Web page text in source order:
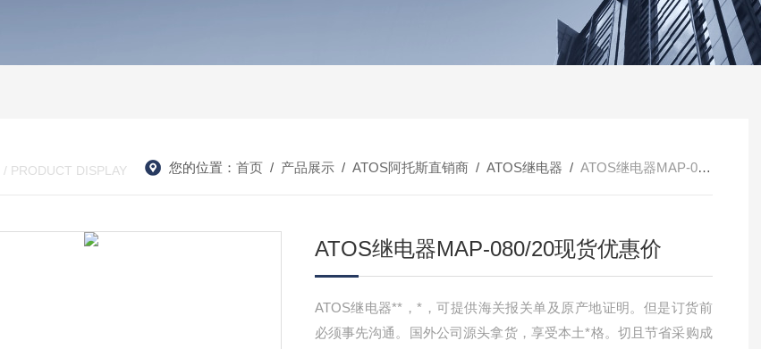
/ PRODUCT DISPLAY 您的位置： 首页/ 产品展示/ ATOS阿托斯直销商/ ATOS继电器 / ATOS继电器MAP-080/20现货优惠价
ATOS继电器MAP-080/20现货优惠价
ATOS继电器**，*，可提供海关报关单及原产地证明。但是订货前
必须事先沟通。国外公司源头拿货，享受本土*格。切且节省采购成